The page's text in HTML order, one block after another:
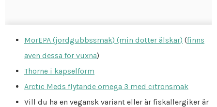
MorEPA (jordgubbssmak) (min dotter älskar) (finns
även dessa för vuxna)
Thorne i kapselform
Arctic Meds flytande omega 3 med citronsmak
Vill du ha en vegansk variant eller är fiskallergiker är